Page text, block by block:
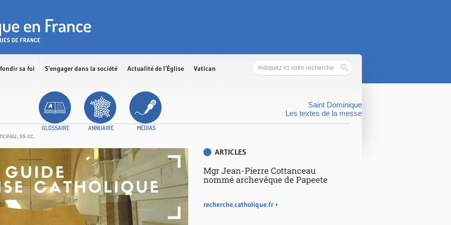
sa foi S’engager dans la société Actualité de l’Église Vatican
GLOSSAIRE ANNUAIRE MÉDIAS
Saint Dominique
Les textes de la messe
ss.cc.
ARTICLES
Mgr Jean-Pierre Cottanceau
nommé archevêque de Papeete
recherche.catholique.fr